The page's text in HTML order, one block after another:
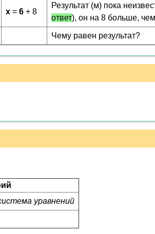
x = 6 + 8
Результат (м) пока
ответ), он на 8 больше,
Чему равен результат?
уравнений